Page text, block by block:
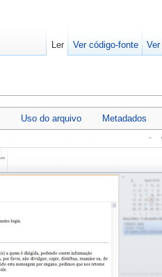
Uso do arquivo Metadados
Ler Ver código-fonte